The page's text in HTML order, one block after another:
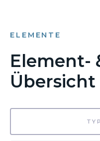
ELEMENTE
Element-
Übersicht